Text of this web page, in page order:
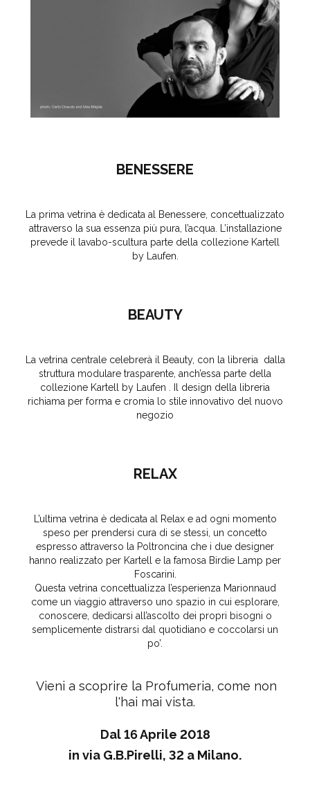
BENESSERE
La prima vetrina è dedicata al Benessere, concettualizzato
attraverso la sua essenza più pura, l’acqua. L’installazione
prevede il lavabo-scultura parte della collezione Kartell
by Laufen.
BEAUTY
La vetrina centrale celebrerà il Beauty, con la libreria dalla
struttura modulare trasparente, anch’essa parte della
collezione Kartell by Laufen . Il design della libreria
richiama per forma e cromia lo stile innovativo del nuovo
negozio
RELAX
L’ultima vetrina è dedicata al Relax e ad ogni momento
speso per prendersi cura di se stessi, un concetto
espresso attraverso la Poltroncina che i due designer
hanno realizzato per Kartell e la famosa Birdie Lamp per
Foscarini.
Questa vetrina concettualizza l’esperienza Marionnaud
come un viaggio attraverso uno spazio in cui esplorare,
conoscere, dedicarsi all’ascolto dei propri bisogni o
semplicemente distrarsi dal quotidiano e coccolarsi un
po’.
Vieni a scoprire la Profumeria, come non
l'hai mai vista.
Dal 16 Aprile 2018
in via G.B.Pirelli, 32 a Milano.